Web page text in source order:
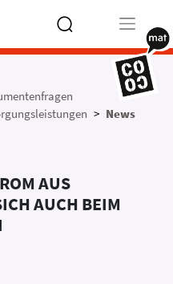
more
characters
News
AUS
AUCH BEIM